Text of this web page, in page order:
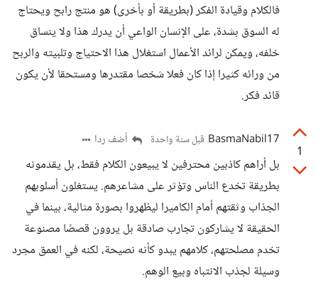
فالكلام وقيادة الفكر (بطريقة أو بأخرى) هو منتج رابح ويحتاج
له السوق بشدة، على الإنسان الواعي أن يدرك هذا ولا ينساق
خلفه، ويمكن لرائد الأعمال استغلال هذا الاحتياج وتلبيته والربح
من ورائه كثيرا إذا كان فعلا شخصا مقتدرها ومستحقا لأن يكون
قائد فكر.
1
BasmaNabil17 قبل سنة واحدة أضف ردا
بل أراهم كاذبين محترفين لا يبيعون الكلام فقط، بل يقدمونه
بطريقة تخدع الناس وتؤثر على مشاعرهم. يستغلون أسلوبهم
الجذاب وثقتهم أمام الكاميرا ليظهروا بصورة مثالية، بينما في
الحقيقة لا يشاركون تجارب صادقة بل يروون قصصًا مصنوعة
تخدم مصلحتهم، كلامهم يبدو كأنه نصيحة، لكنه في العمق مجرد
وسيلة لجذب الانتباه وبيع الوهم.